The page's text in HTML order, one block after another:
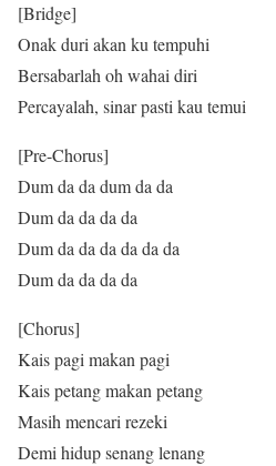
[Bridge]
Onak duri akan ku tempuhi
Bersabarlah oh wahai diri
Percayalah, sinar pasti kau temui
[Pre-Chorus]
Dum da da dum da da
Dum da da da da
Dum da da da da da da
Dum da da da da
[Chorus]
Kais pagi makan pagi
Kais petang makan petang
Masih mencari rezeki
Demi hidup senang lenang